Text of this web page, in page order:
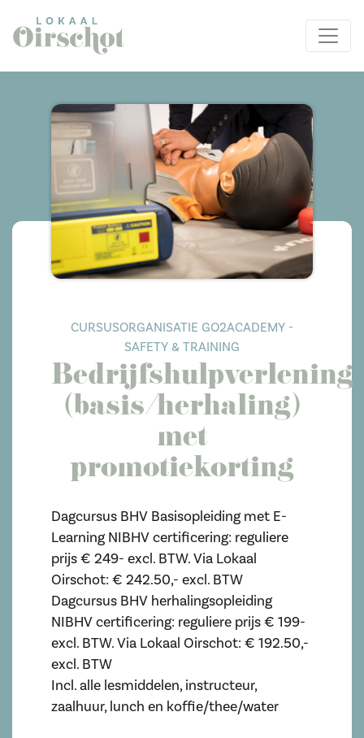
CURSUSORGANISATIE GO2ACADEMY -
SAFETY & TRAINING
Bedrijfshulpverlening
(basis/herhaling)
met
promotiekorting
Dagcursus BHV Basisopleiding met E-
Learning NIBHV certificering: reguliere
prijs € 249- excl. BTW. Via Lokaal
Oirschot: € 242.50,- excl. BTW
Dagcursus BHV herhalingsopleiding
NIBHV certificering: reguliere prijs € 199-
excl. BTW. Via Lokaal Oirschot: € 192.50,-
excl. BTW
Incl. alle lesmiddelen, instructeur,
zaalhuur, lunch en koffie/thee/water